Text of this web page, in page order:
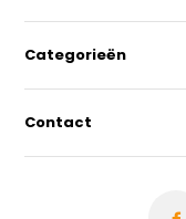
Categorieën
Contact